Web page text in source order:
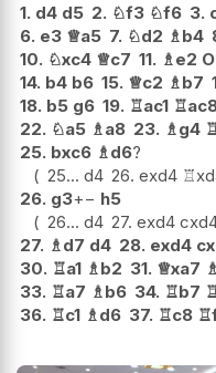
1. d4 d5 2. ♘f3 ♘f6 3.
6. e3 ♕a5 7. ♘d2 ♗ b4
10. ♘xc4 ♕c7 11. ♗ e2
14. b4 b6 15. ♕c2 ♗ b7
18. b5 g6 19. ♖ac1 ♖
22. ♘a5 ♗ a8 23. ♗ g4
25. bxc6 ♗ d6?
25... d4 26. exd4 ♖
26. g3+− h5
26... d4 27. exd4
27. ♗ d7 d4 28. exd4
30. ♖a1 ♗ b2 31. ♕xa7 ♗
33. ♖a7 ♗ b6 34. ♖b7
36. ♖c1 ♗ d6 37. ♖c8 ♖